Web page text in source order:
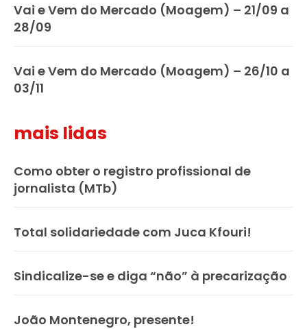
Vai e Vem do Mercado (Moagem) – 21/09 a
28/09
Vai e Vem do Mercado (Moagem) – 26/10 a
03/11
mais lidas
Como obter o registro profissional de
jornalista (MTb)
Total solidariedade com Juca Kfouri!
Sindicalize-se e diga “não” à precarização
João Montenegro, presente!